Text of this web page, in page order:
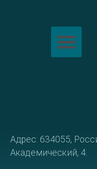
Адрес: 634055,
Академический, 4.